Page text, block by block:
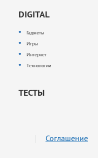
DIGITAL
Гаджеты
Игры
Интернет
Технологии
ТЕСТЫ
Соглашение